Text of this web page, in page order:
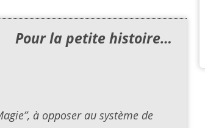
Pour la petite histoire…
à opposer au système de